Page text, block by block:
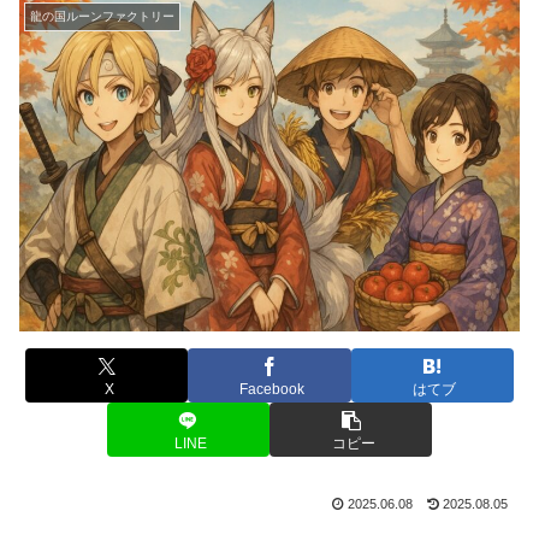
龍の国ルーンファクトリー
X Facebook はてブ
LINE コピー
2025.06.08 2025.08.05